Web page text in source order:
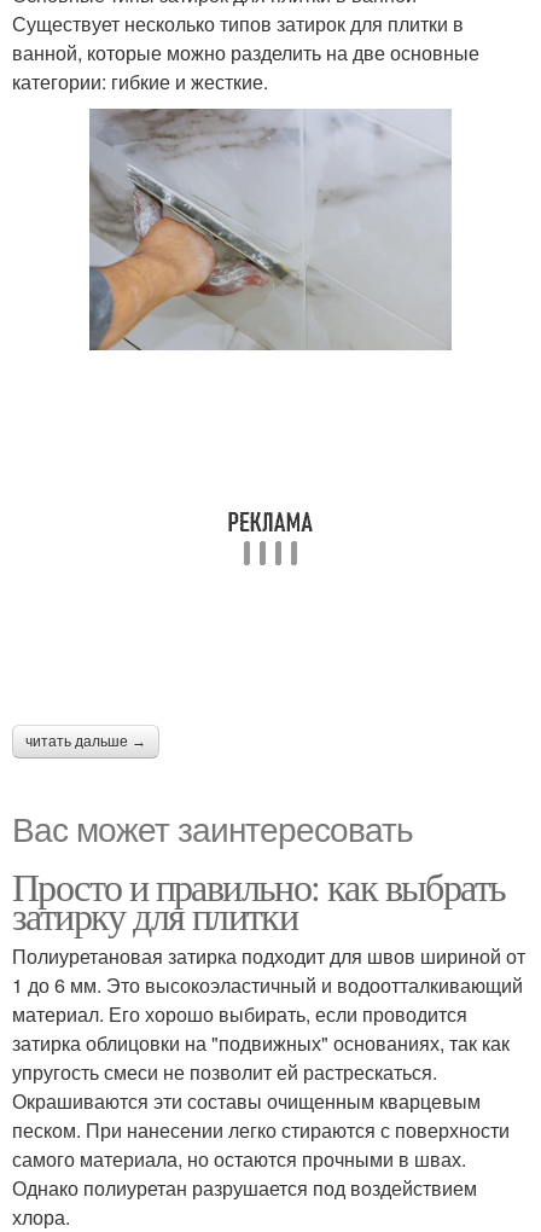
Существует несколько типов затирок для плитки в
ванной, которые можно разделить на две основные
категории: гибкие и жесткие.
читать дальше →
Вас может заинтересовать
Просто и правильно: как выбрать
затирку для плитки
Полиуретановая затирка подходит для швов шириной от
1 до 6 мм. Это высокоэластичный и водоотталкивающий
материал. Его хорошо выбирать, если проводится
затирка облицовки на "подвижных" основаниях, так как
упругость смеси не позволит ей растрескаться.
Окрашиваются эти составы очищенным кварцевым
песком. При нанесении легко стираются с поверхности
самого материала, но остаются прочными в швах.
Однако полиуретан разрушается под воздействием
хлора.